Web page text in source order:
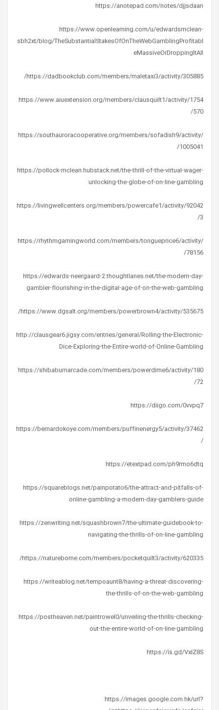
https://anotepad.com/notes/djjsdaan
https://www.openlearning.com/u/edwardsmclean-
sbh2xt/blog/TheSubstantialStakesOfOnTheWebGamblingProfitabl
eMassiveOrDroppingItAll
https://dadbookclub.com/members/maletaxi3/activity/305885/
https://www.aiuextension.org/members/clausquilt1/activity/1754
570/
https://southauroracooperative.org/members/sofadish9/activity/
1005041/
https://pollock-mclean.hubstack.net/the-thrill-of-the-virtual-wager-
unlocking-the-globe-of-on-line-gambling
https://livingwellcenters.org/members/powercafe1/activity/92042
3/
https://rhythmgamingworld.com/members/tongueprice6/activity/
78156/
https://edwards-neergaard-2.thoughtlanes.net/the-modern-day-
gambler-flourishing-in-the-digital-age-of-on-the-web-gambling
https://www.dgsalt.org/members/powerbrown4/activity/535675/
http://clausgear6.jigsy.com/entries/general/Rolling-the-Electronic-
Dice-Exploring-the-Entire-world-of-Online-Gambling
https://shibaburnarcade.com/members/powerdime6/activity/180
72/
https://diigo.com/0vvpq7
https://bernardokoye.com/members/puffinenergy5/activity/37462
/
https://etextpad.com/ph9rmo6dtq
https://squareblogs.net/painpotato6/the-attract-and-pitfalls-of-
online-gambling-a-modern-day-gamblers-guide
https://zenwriting.net/squashbrown7/the-ultimate-guidebook-to-
navigating-the-thrills-of-on-line-gambling
https://natureborne.com/members/pocketquilt3/activity/620335/
https://writeablog.net/tempoaunt8/having-a-threat-discovering-
the-thrills-of-on-the-web-gambling
https://postheaven.net/paintrowel0/unveiling-the-thrills-checking-
out-the-entire-world-of-on-line-gambling
https://is.gd/VxIZ8S
https://images.google.com.hk/url?